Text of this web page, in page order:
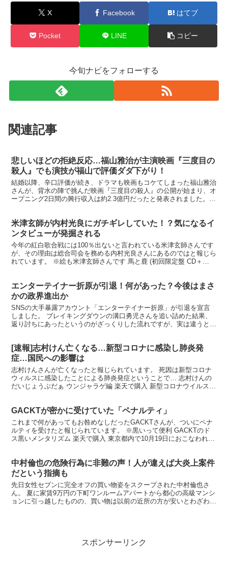
X Facebook はてブ
Pocket LINE コピー
今旬ナビをフォローする
関連記事
悲しいほどの拒絶反応…福山雅治が主演映画『三度目の
殺人』でも演技が福山で評価ダダ下がり！
結婚以降、辛口評価が続き、ドラマも映画もコケてしまった福山雅治
さんが、背水の陣で挑んだ映画『三度目の殺人』の公開が始まり、オ
ープニング2日間の興行収入は約2.3億円だったと発表されました。
米津玄師が内村光良にガチギレしていた！？気になるイ
ンタビューが発掘される
今年の紅白歌合戦には100％出ないと言われている米津玄師さんです
が、その理由は総合司会を務める内村光良さんにあるのではと報じら
れています。 ※絵も米津玄師さんです 馬と鹿 (初回限定盤 CD＋
エンターテイナー折原が引退！何があった？今後はまさ
かの政界進出か
SNSの大手暴露アカウント「エンターテイナー折原」が引退を宣言
しました。 ブレイキングダウンの溝口勇児さんを追い詰めた結果、
返り討ちにあったというのがざっくりした流れですが、実は違うとい
[速報]志村けん亡くなる…新型コロナに感染し肺炎発
症…国民への影響は
志村けんさんが亡くなったと報じられています。 死因は新型コロナ
ウィルスに感染したことによる肺炎発症ということで… 志村けんの
だいじょうぶだぁ ウンジャラゲ編 楽天で購入 新型コロナウイルスに
GACKTが密かに受けていた「ペナルティ」
これまで何があってもお咎めなしだったGACKTさんが、ついにペナ
ルティを受けたと報じられています。 ※黒いって便利 GACKTのド
ス黒いメンタリズム 楽天で購入 東京都内で10月19日におこなわれた
中村倫也の危険行為に非難の声！人が違えば大炎上案件
だという指摘も
先日女性セブンに完全オフの買い物姿をスクープされた中村倫也さ
ん。 夏に家賃9万円の下町ワンルームアパートから都心の高級マンシ
ョンに引っ越したものの、買い物は以前の近所の方が安いとわざわざ
スポンサーリンク